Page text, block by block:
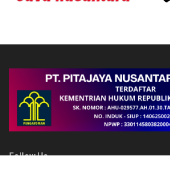
Follow Us